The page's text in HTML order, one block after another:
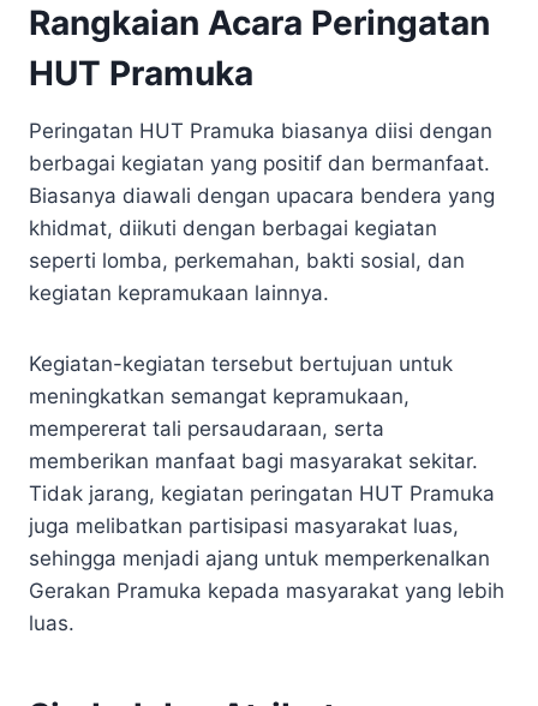
Rangkaian Acara Peringatan
HUT Pramuka
Peringatan HUT Pramuka biasanya diisi dengan
berbagai kegiatan yang positif dan bermanfaat.
Biasanya diawali dengan upacara bendera yang
khidmat, diikuti dengan berbagai kegiatan
seperti lomba, perkemahan, bakti sosial, dan
kegiatan kepramukaan lainnya.
Kegiatan-kegiatan tersebut bertujuan untuk
meningkatkan semangat kepramukaan,
mempererat tali persaudaraan, serta
memberikan manfaat bagi masyarakat sekitar.
Tidak jarang, kegiatan peringatan HUT Pramuka
juga melibatkan partisipasi masyarakat luas,
sehingga menjadi ajang untuk memperkenalkan
Gerakan Pramuka kepada masyarakat yang lebih
luas.